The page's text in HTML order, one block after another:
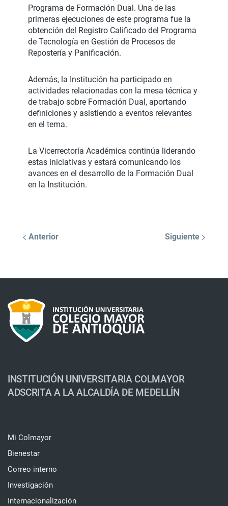
Programa de Formación Dual. Una de las
primeras ejecuciones de este programa fue la
obtención del Registro Calificado del Programa
de Tecnología en Gestión de Procesos de
Repostería y Panificación.
Además, la Institución ha participado en
actividades relacionadas con la mesa técnica y
de trabajo sobre Formación Dual, aportando
definiciones y asistiendo a eventos relevantes
en el tema.
La Vicerrectoría Académica continúa liderando
estas iniciativas y estará comunicando los
avances en el desarrollo de la Formación Dual
en la Institución.
Anterior Siguiente
INSTITUCIÓN UNIVERSITARIA COLMAYOR
ADSCRITA A LA ALCALDÍA DE MEDELLÍN
Mi Colmayor
Bienestar
Correo interno
Investigación
Internacionalización